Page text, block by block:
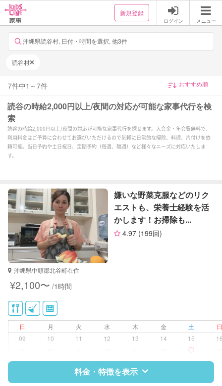
新規登録
ログイン メニュー
沖縄県読谷村, 日付・時間を選択, 他3件
読谷村
7件中1 ～7件
読谷の時給2,000円以上/夜間の対応が可能な家事代行を検
索
読谷の時給2,000円以上/夜間の対応が可能な家事代行を探せます。入会金・年会費無料で、
利用料金はご予算に合わせてお選びいただけるので気軽に日常的な掃除、料理、片付けを依
頼可能。当日予約や土日祝日、定期予約（毎週、隔週）など様々なニーズに対応いたしま
す。
嫌いな野菜克服などのリク
エストも、栄養士経験を活
かします！お掃除も...
4.97 (199回)
沖縄県中頭郡北谷町在住
¥2,100〜 /1時間
日 月 火 水 木 金 土
09
10 11 12 13 14 15
料金・特徴を表示